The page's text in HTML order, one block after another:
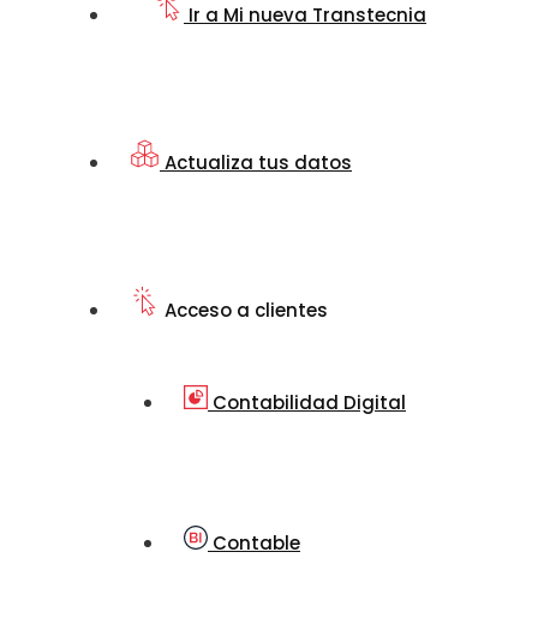
Ir a Mi nueva Transtecnia
Actualiza tus datos
Acceso a clientes
Contabilidad Digital
Contable